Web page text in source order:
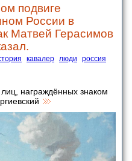
подвиге
России в
Матвей Герасимов
кавалер люди
россия
награждённых знаком